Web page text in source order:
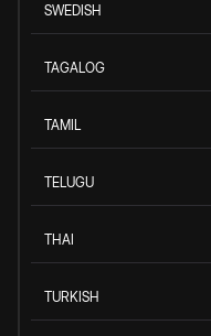
SWEDISH
TAGALOG
TAMIL
TELUGU
THAI
TURKISH